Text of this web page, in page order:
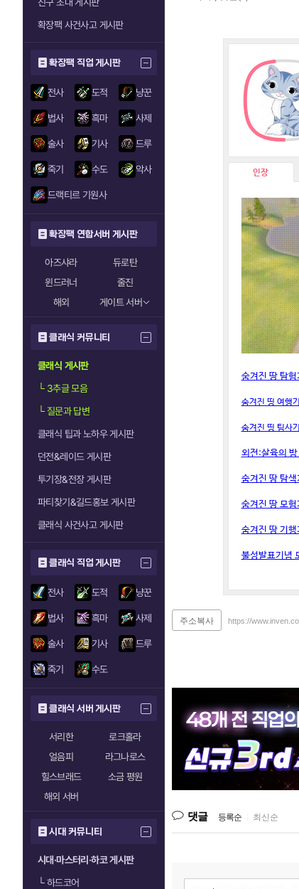
확장팩 사건사고 게시판
확장팩 직업 게시판
전사 도적 냥꾼
법사 흑마 사제
술사 기사 드루
죽기 수도 악사
드랙티르 기원사
확장팩 연합서버 게시판
아즈샤라
듀로탄
윈드러너
줄진
해외
게이트 서버
클래식 커뮤니티
클래식 게시판
└3추글 모음
└질문과 답변
클래식 팁과 노하우 게시판
던전&레이드 게시판
투기장&전장 게시판
파티찾기&길드홍보 게시판
클래식 사건사고 게시판
클래식 직업 게시판
전사 도적 냥꾼
법사 흑마 사제
술사 기사 드루
죽기 수도
클래식 서버 게시판
서리한
로크홀라
얼음피
라그나로스
힐스브래드
소금 평원
해외 서버
시대 커뮤니티
시대·마스터리·하코 게시판
└하드코어
인장
숨겨진 땅 탐
숨겨진 띵 여행
숨겨진 띵 팀사
외전:살육의
숨겨진 땅
숨겨진 땅
숨겨진 땅
불성발표기
주소복사 https://
댓글 등록순 최신순